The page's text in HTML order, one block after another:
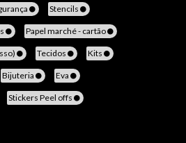
Stencils
Papel marché - cartão
Tecidos Kits
Bijuteria Eva
Stickers Peel offs